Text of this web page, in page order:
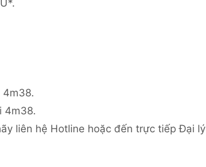
4m38.
4m38.
liên hệ Hotline hoặc đến trực tiếp Đại lý